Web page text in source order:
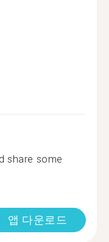
share some
앱 다운로드